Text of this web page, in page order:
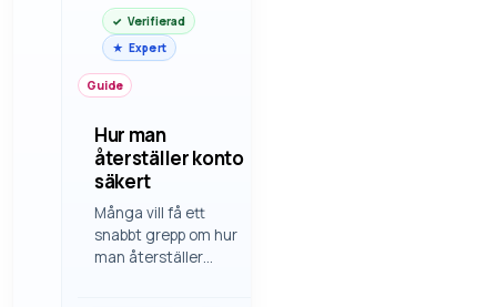
Verifierad
Expert
Guide
Hur man
återställer konto
säkert
Många vill få ett
snabbt grepp om hur
man återställer